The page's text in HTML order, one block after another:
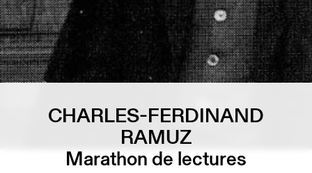
CHARLES-FERDINAND
RAMUZ
Marathon de lectures